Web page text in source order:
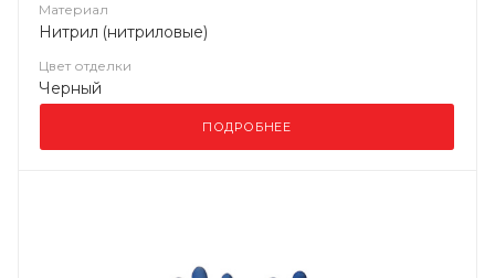
Материал
Нитрил (нитриловые)
Цвет отделки
Черный
ПОДРОБНЕЕ